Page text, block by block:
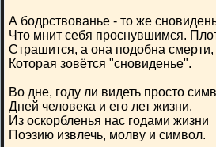
А бодрствованье - то же
Что мнит себя проснувшимся.
Страшится, а она подобна смерти,
Которая зовётся "сновиденье".
Во дне, году ли видеть просто
Дней человека и его лет жизни.
Из оскорбленья нас годами жизни
Поэзию извлечь, молву и символ.